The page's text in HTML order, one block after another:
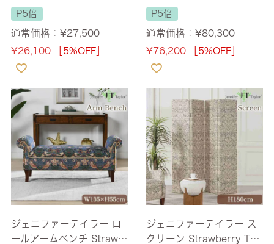
Thief 幅40cm 【送料無
料】
P5倍
通常価格：¥27,500
¥26,100 ［5%OFF］
hief 幅94cm 1人掛け
【送料無料】
P5倍
通常価格：¥80,300
¥76,200 ［5%OFF］
ジェニファーテイラー ロ
ールアームベンチ Strawb
ジェニファーテイラー ス
クリーン Strawberry Thi